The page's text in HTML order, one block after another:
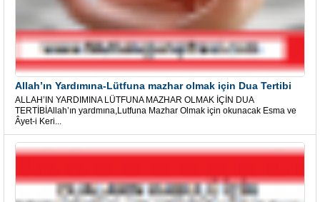
Allah’ın Yardımına-Lütfuna mazhar olmak için Dua Tertibi
ALLAH’IN YARDIMINA LÜTFUNA MAZHAR OLMAK İÇİN DUA
TERTİBİAllah’ın yardmına,Lutfuna Mazhar Olmak için okunacak Esma ve
Âyet-i Keri...